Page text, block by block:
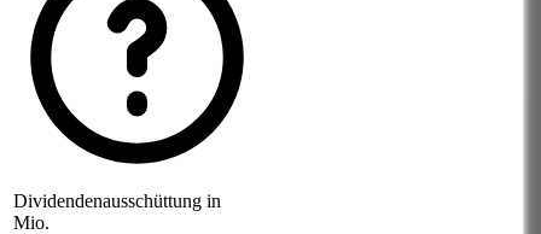
Dividendenausschüttung in
Mio.